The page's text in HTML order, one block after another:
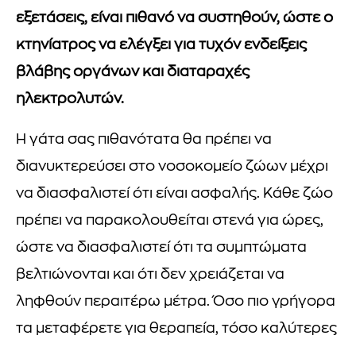
εξετάσεις, είναι πιθανό να συστηθούν, ώστε ο
κτηνίατρος να ελέγξει για τυχόν ενδείξεις
βλάβης οργάνων και διαταραχές
ηλεκτρολυτών.
Η γάτα σας πιθανότατα θα πρέπει να
διανυκτερεύσει στο νοσοκομείο ζώων μέχρι
να διασφαλιστεί ότι είναι ασφαλής. Κάθε ζώο
πρέπει να παρακολουθείται στενά για ώρες,
ώστε να διασφαλιστεί ότι τα συμπτώματα
βελτιώνονται και ότι δεν χρειάζεται να
ληφθούν περαιτέρω μέτρα. Όσο πιο γρήγορα
τα μεταφέρετε για θεραπεία, τόσο καλύτερες